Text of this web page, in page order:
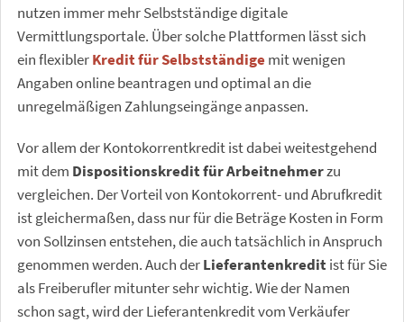
nutzen immer mehr Selbstständige digitale
Vermittlungsportale. Über solche Plattformen lässt sich
ein flexiblerKredit für Selbstständigemit wenigen
Angaben online beantragen und optimal an die
unregelmäßigen Zahlungseingänge anpassen.
Vor allem der Kontokorrentkredit ist dabei weitestgehend
mit dem Dispositionskredit für Arbeitnehmerzu
vergleichen. Der Vorteil von Kontokorrent- und Abrufkredit
ist gleichermaßen, dass nur für die Beträge Kosten in Form
von Sollzinsen entstehen, die auch tatsächlich in Anspruch
genommen werden. Auch derLieferantenkredit ist für Sie
als Freiberufler mitunter sehr wichtig. Wie der Namen
schon sagt, wird der Lieferantenkredit vom Verkäufer